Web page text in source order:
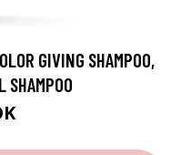
GIVING SHAMPOO,
SHAMPOO